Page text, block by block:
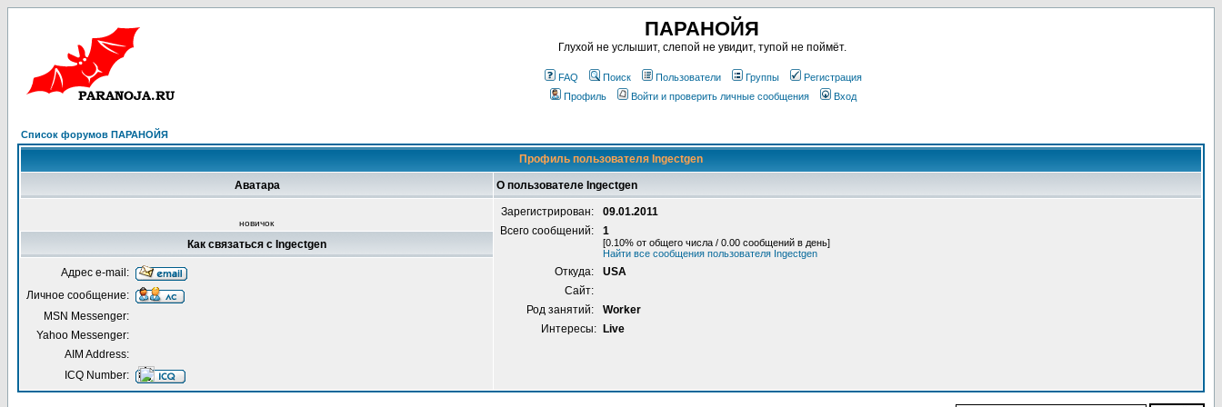
ПАРАНОЙЯ
Глухой не услышит, слепой не увидит, тупой не поймёт.
FAQ Поиск Пользователи Группы
Регистрация
Профиль
Войти и проверить личные сообщения Вход
Список форумов ПАРАНОЙЯ
Профиль пользователя Ingectgen
Аватара О пользователе Ingectgen
новичок
Зарегистрирован:
09.01.2011
Всего сообщений:
1
[0.10% от общего числа / 0.00 сообщений в день]
Найти все сообщения пользователя Ingectgen
Откуда:
USA
Сайт:
Род занятий:
Worker
Интересы:
Live
Как связаться с Ingectgen
Адрес e-mail:
Личное сообщение:
MSN Messenger:
Yahoo Messenger:
AIM Address:
ICQ Number: